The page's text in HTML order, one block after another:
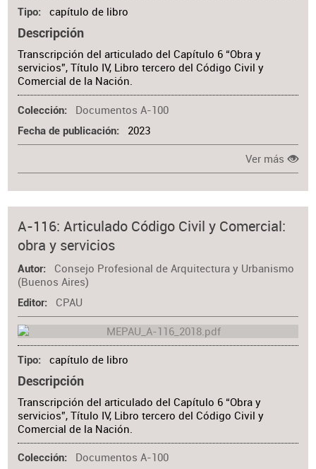
Tipo capítulo de libro
Descripción
Transcripción del articulado del Capítulo 6 “Obra y
servicios”, Título IV, Libro tercero del Código Civil y
Comercial de la Nación.
Colección Documentos A-100
Fecha de publicación 2023
Ver más
A-116: Articulado Código Civil y Comercial:
obra y servicios
Autor
Consejo Profesional de Arquitectura y Urbanismo
(Buenos Aires)
Editor CPAU
Tipo capítulo de libro
Descripción
Transcripción del articulado del Capítulo 6 “Obra y
servicios”, Título IV, Libro tercero del Código Civil y
Comercial de la Nación.
Colección Documentos A-100